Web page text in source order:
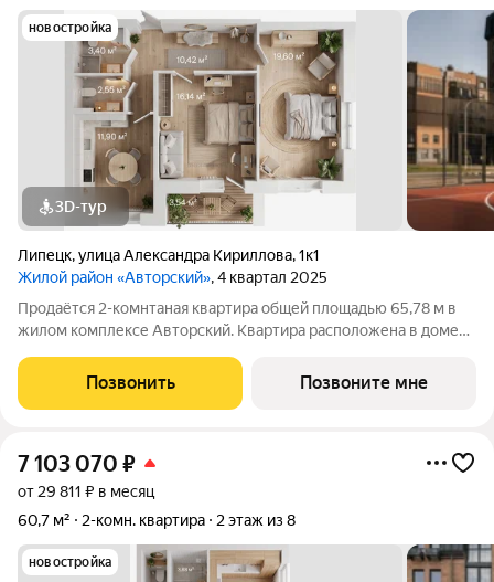
новостройка
3D-тур
Липецк,улица Александра Кириллова,1к1
Жилой район «Авторский», 4 квартал 2025
Продаётся 2-комнтаная квартира общей площадью 65,78 м в
жилом комплексе Авторский. Квартира расположена в доме
семей с детьми или пожилых родителей. Жилая площадь 35,74
Позвонить Позвоните мне
7 103 070 ₽
от 29 811 ₽ в месяц
60,7 м²
2-комн. квартира 2 этаж из 8
новостройка